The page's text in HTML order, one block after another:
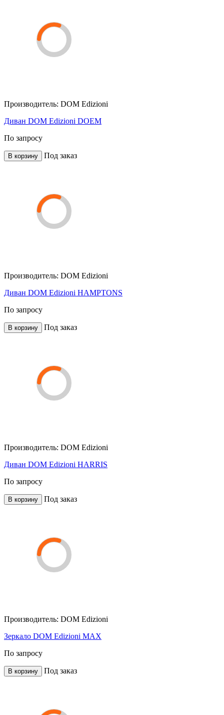
Производитель: DOM Edizioni
Диван DOM Edizioni DOEM
По запросу
В корзину Под заказ
Производитель: DOM Edizioni
Диван DOM Edizioni HAMPTONS
По запросу
В корзину Под заказ
Производитель: DOM Edizioni
Диван DOM Edizioni HARRIS
По запросу
В корзину Под заказ
Производитель: DOM Edizioni
Зеркало DOM Edizioni MAX
По запросу
В корзину Под заказ